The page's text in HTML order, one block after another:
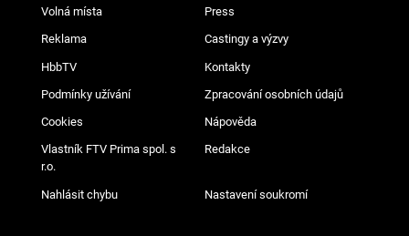
Volná místa Press
Reklama Castingy a výzvy
HbbTV Kontakty
Podmínky užívání Zpracování osobních údajů
Cookies Nápověda
Vlastník FTV Prima spol. s
r.o.
Redakce
Nahlásit chybu Nastavení soukromí